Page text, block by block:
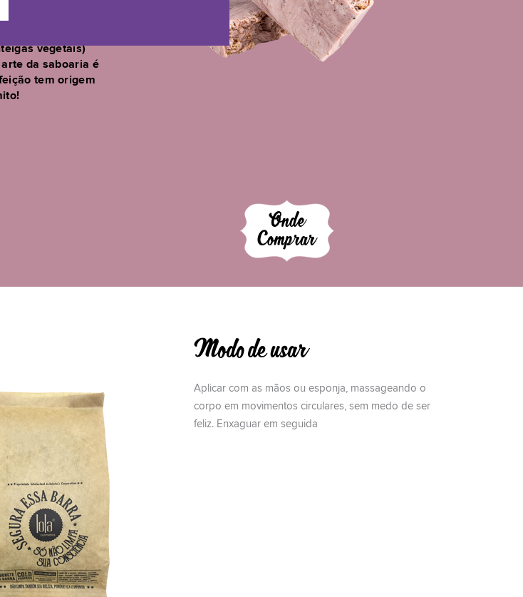
em Cold
vegetais)
da saboaria é
tem origem
Onde
Comprar
Modo de usar
Aplicar com as mãos ou esponja, massageando o
corpo em movimentos circulares, sem medo de ser
feliz. Enxaguar em seguida